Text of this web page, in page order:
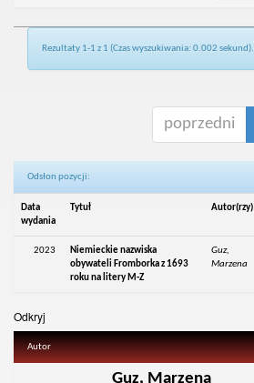
Rezultaty 1-1 z 1 (Czas wyszukiwania: 0.002 sekund).
poprzedni
Odsłon pozycji:
Data
wydania
Tytuł Autor(rzy)
2023
Niemieckie nazwiska
obywateli Fromborka z 1693
roku na litery M-Z
Guz,
Marzena
Odkryj
Autor
Guz, Marzena